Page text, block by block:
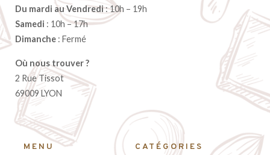
Du mardi au Vendredi: 10h – 19h
Samedi : 10h – 17h
Dimanche : Fermé
Où nous trouver ?
2 Rue Tissot
69009 LYON
MENU CATÉGORIES